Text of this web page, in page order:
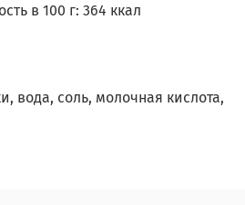
в 100 г: 364 ккал
вода, соль, молочная кислота,